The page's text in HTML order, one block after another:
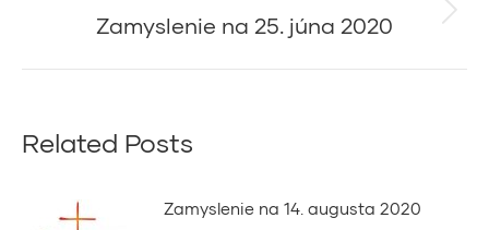
Next
Zamyslenie na 25. júna 2020
Related Posts
Zamyslenie na 14. augusta 2020